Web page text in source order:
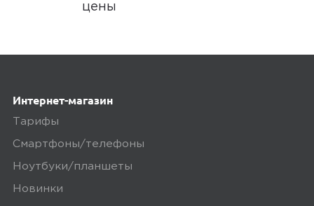
цены
Интернет-магазин
Тарифы
Смартфоны/телефоны
Ноутбуки/планшеты
Новинки